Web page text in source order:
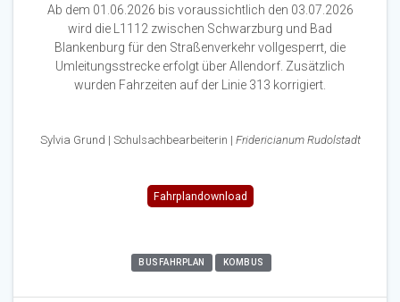
Ab dem 01.06.2026 bis voraussichtlich den 03.07.2026
wird die L1112 zwischen Schwarzburg und Bad
Blankenburg für den Straßenverkehr vollgesperrt, die
Umleitungsstrecke erfolgt über Allendorf. Zusätzlich
wurden Fahrzeiten auf der Linie 313 korrigiert.
Sylvia Grund | Schulsachbearbeiterin | Fridericianum Rudolstadt
Fahrplandownload
BUSFAHRPLAN KOMBUS